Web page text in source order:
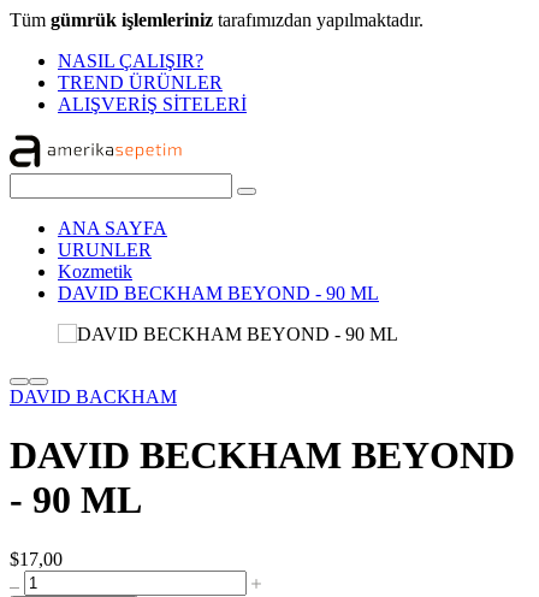
Tüm gümrük işlemleriniz tarafımızdan yapılmaktadır.
NASIL ÇALIŞIR?
TREND ÜRÜNLER
ALIŞVERİŞ SİTELERİ
ANA SAYFA
URUNLER
Kozmetik
DAVID BECKHAM BEYOND - 90 ML
DAVID BACKHAM
DAVID BECKHAM BEYOND
- 90 ML
$17,00